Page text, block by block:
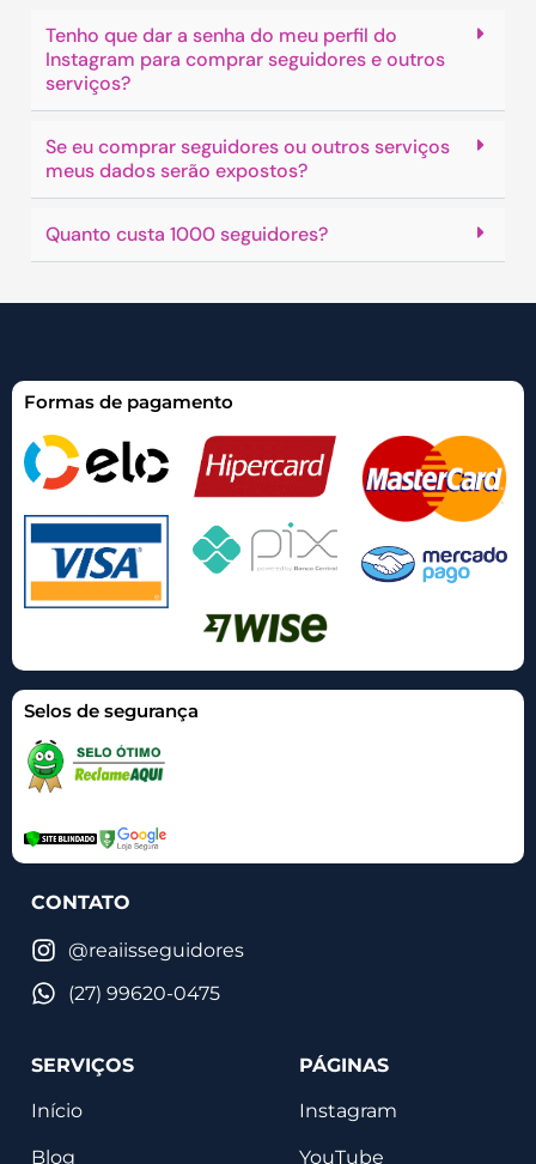
Tenho que dar a senha do meu perfil do
Instagram para comprar seguidores e outros
serviços?
Se eu comprar seguidores ou outros serviços
meus dados serão expostos?
Quanto custa 1000 seguidores?
Formas de pagamento
Selos de segurança
CONTATO
@reaiisseguidores
(27) 99620-0475
SERVIÇOS
Início
Blog
PÁGINAS
Instagram
YouTube